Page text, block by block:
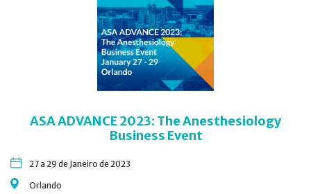
ASA ADVANCE 2023: The Anesthesiology
Business Event
27 a 29 de Janeiro de 2023
Orlando